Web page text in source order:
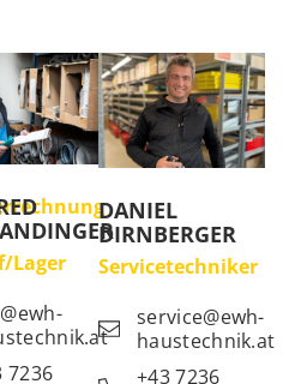
Lager
7236
DANIEL
DIRNBERGER
Servicetechniker
service@ewh-
haustechnik.at
+43 7236